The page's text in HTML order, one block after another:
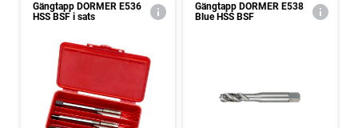
Gängtapp DORMER E536
HSS BSF i sats
Gängtapp DORMER E538
Blue HSS BSF